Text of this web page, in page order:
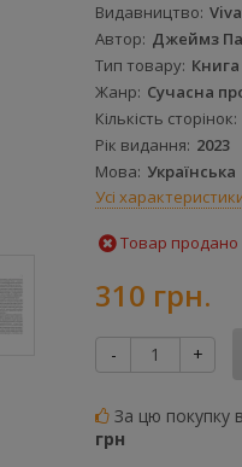
Видавництво
Автор Джеймз
Тип товару Книга
Жанр Сучасна
Кількість сторінок
Рік видання 2023
Мова Українська
Усі
Товар продано
310 грн.
- +
За цю покупку
грн